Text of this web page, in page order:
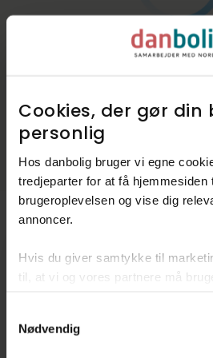
Cookies, der gør din
personlig​
Hos danbolig bruger vi egne
tredjeparter for at få hjemmesiden
brugeroplevelsen og vise dig
annoncer.​
Hvis du giver samtykke til
til, at vi og vores partnere må
danbolig.dk. Vi kan kombinere
andre data og anvende dem til
Selection
Nødvendig
Kommunen i tal
Skatteprocent